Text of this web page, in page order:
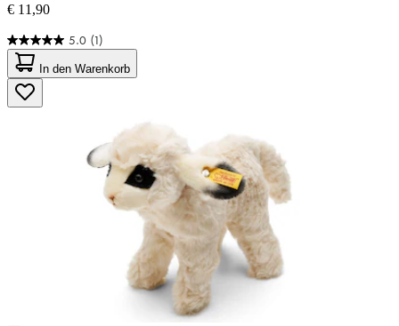
€ 11,90
5.0 (1)
5.0
von
5
Sternen.
1
In den Warenkorb